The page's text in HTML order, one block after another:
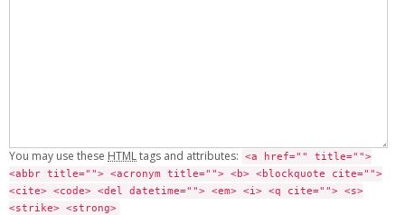
You may use these HTMLtags and attributes:
<a href="" title="">
<abbr title=""> <acronym title=""> <b> <blockquote cite="">
<cite> <code> <del datetime=""> <em> <i> <q cite=""> <s>
<strike> <strong>